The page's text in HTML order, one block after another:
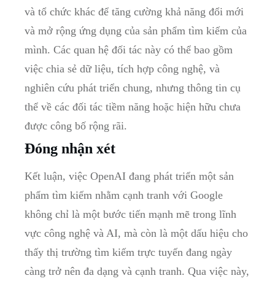
và tổ chức khác để tăng cường khả năng đổi mới
và mở rộng ứng dụng của sản phẩm tìm kiếm của
mình. Các quan hệ đối tác này có thể bao gồm
việc chia sẻ dữ liệu, tích hợp công nghệ, và
nghiên cứu phát triển chung, nhưng thông tin cụ
thể về các đối tác tiềm năng hoặc hiện hữu chưa
được công bố rộng rãi.
Đóng nhận xét
Kết luận, việc OpenAI đang phát triển một sản
phẩm tìm kiếm nhằm cạnh tranh với Google
không chỉ là một bước tiến mạnh mẽ trong lĩnh
vực công nghệ và AI, mà còn là một dấu hiệu cho
thấy thị trường tìm kiếm trực tuyến đang ngày
càng trở nên đa dạng và cạnh tranh. Qua việc này,